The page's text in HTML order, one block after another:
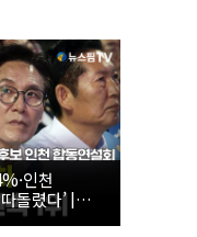
인천
돌렸다’ |
고위원 후